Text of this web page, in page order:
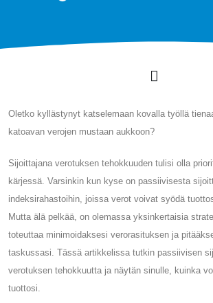
Oletko kyllästynyt katselemaan kovalla työllä
katoavan verojen mustaan ​​aukkoon?
Sijoittajana verotuksen tehokkuuden tulisi olla
kärjessä. Varsinkin kun kyse on passiivisesta
indeksirahastoihin, joissa verot voivat syödä
Mutta älä pelkää, on olemassa yksinkertaisia
toteuttaa minimoidaksesi verorasituksen ja
taskussasi. Tässä artikkelissa tutkin passiivisen
verotuksen tehokkuutta ja näytän sinulle, kuinka
tuottosi.